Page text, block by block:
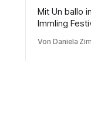
Mit Un ballo
Immling
Wirklichkeit.
Von Daniela